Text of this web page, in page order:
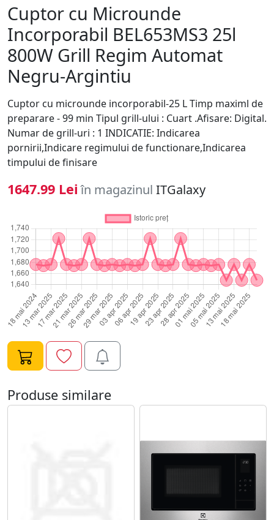
Cuptor cu Microunde
Incorporabil BEL653MS3 25l
800W Grill Regim Automat
Negru-Argintiu
Cuptor cu microunde incorporabil-25 L Timp maximl de
preparare - 99 min Tipul grill-ului : Cuart .Afisare: Digital.
Numar de grill-uri : 1 INDICATIE: Indicarea
pornirii,Indicare regimului de functionare,Indicarea
timpului de finisare
1647.99 Lei în magazinul ITGalaxy
Produse similare